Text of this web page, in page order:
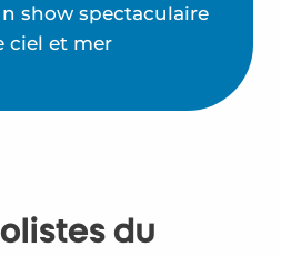
show spectaculaire
ciel et mer
du